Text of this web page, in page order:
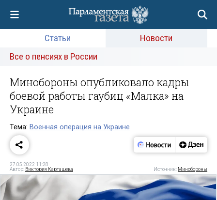
Статьи
Новости
Все о пенсиях в России
Минобороны опубликовало кадры
боевой работы гаубиц «Малка» на
Украине
Тема: Военная операция на Украине
27.05.2022 11:28
Автор: Виктория Карташева Источник: Минобороны